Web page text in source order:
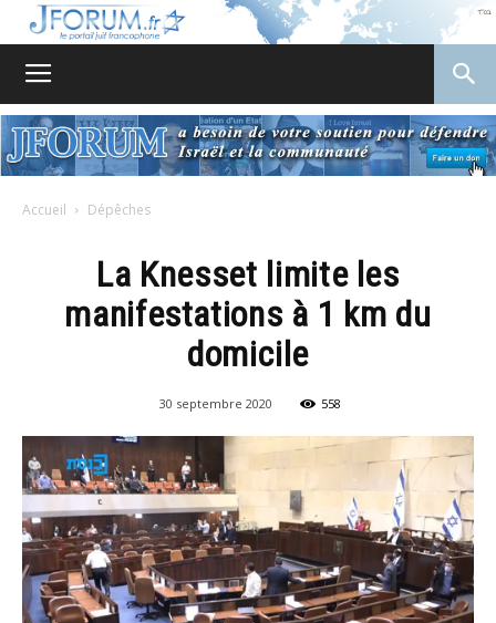
Accueil Dépêches
La Knesset limite les
manifestations à 1 km du
domicile
30 septembre 2020 558